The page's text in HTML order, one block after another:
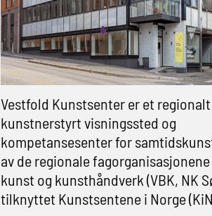
Vestfold Kunstsenter er et regionalt
kunstnerstyrt visningssted og
kompetansesenter for
av de regionale
kunst og kunsthåndverk (VBK, NK
tilknyttet Kunstsentene i Norge